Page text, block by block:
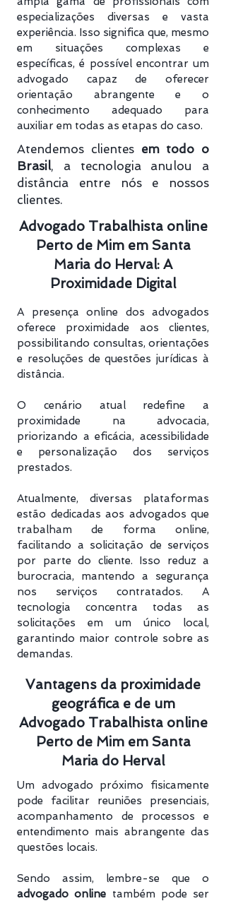
especializações diversas e vasta
experiência. Isso significa que, mesmo
em situações complexas e
específicas, é possível encontrar um
advogado capaz de oferecer
orientação abrangente e o
conhecimento adequado para
auxiliar em todas as etapas do caso.
Atendemos clientes em todo o
Brasil, a tecnologia anulou a
distância entre nós e nossos
clientes.
Advogado Trabalhista online
Perto de Mim em Santa
Maria do Herval: A
Proximidade Digital
A presença online dos advogados
oferece proximidade aos clientes,
possibilitando consultas, orientações
e resoluções de questões jurídicas à
distância.
O cenário atual redefine a
proximidade na advocacia,
priorizando a eficácia, acessibilidade
e personalização dos serviços
prestados.
Atualmente, diversas plataformas
estão dedicadas aos advogados que
trabalham de forma online,
facilitando a solicitação de serviços
por parte do cliente. Isso reduz a
burocracia, mantendo a segurança
nos serviços contratados. A
tecnologia concentra todas as
solicitações em um único local,
garantindo maior controle sobre as
demandas.
Vantagens da proximidade
geográfica e de um
Advogado Trabalhista online
Perto de Mim em Santa
Maria do Herval
Um advogado próximo fisicamente
pode facilitar reuniões presenciais,
acompanhamento de processos e
entendimento mais abrangente das
questões locais.
Sendo assim, lembre-se que o
advogado online também pode ser